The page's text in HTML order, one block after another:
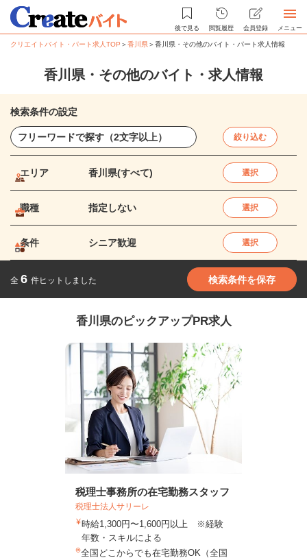
後で見る 閲覧履歴 会員登録 メニュー
クリエイトバイト・パート求人TOP ＞香川県＞香川県・その他のバイト・パート求人情報
香川県・その他のバイト・求人情報
検索条件の設定
絞り込む
エリア 香川県(すべて) 選択
職種 指定しない 選択
条件 シニア歓迎 選択
全 6 件ヒットしました 検索条件を保存
香川県のピックアップPR求人
税理士事務所の在宅勤務スタッフ
税理士法人サリーレ
時給1,300円〜1,600円以上 ※経験
年数・スキルによる
全国どこからでも在宅勤務OK（全国